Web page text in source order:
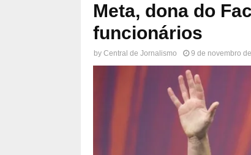
Meta, dona do
funcionários
by Central de Jornalismo 9 de novembro